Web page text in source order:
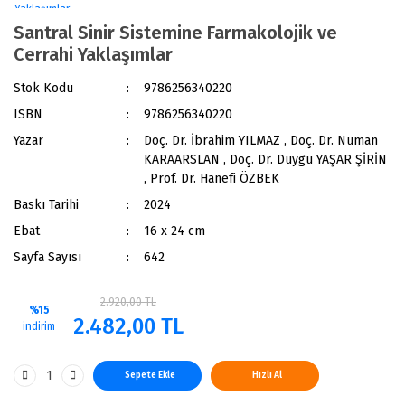
Santral Sinir Sistemine Farmakolojik ve
Cerrahi Yaklaşımlar
Stok Kodu
9786256340220
ISBN
9786256340220
Yazar
Doç. Dr. İbrahim YILMAZ , Doç. Dr. Numan
KARAARSLAN , Doç. Dr. Duygu YAŞAR ŞİRİN
, Prof. Dr. Hanefi ÖZBEK
Baskı Tarihi
2024
Ebat
16 x 24 cm
Sayfa Sayısı
642
%15
indirim
2.920,00 TL
2.482,00 TL
Sepete Ekle Hızlı Al